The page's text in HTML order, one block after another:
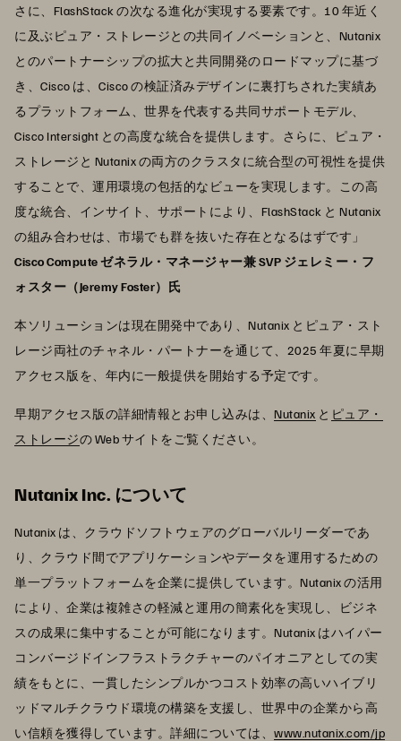
さに、FlashStack の次なる進化が実現する要素です。10 年近く
に及ぶピュア・ストレージとの共同イノベーションと、Nutanix
とのパートナーシップの拡大と共同開発のロードマップに基づ
き、Cisco は、Cisco の検証済みデザインに裏打ちされた実績あ
るプラットフォーム、世界を代表する共同サポートモデル、
Cisco Intersight との高度な統合を提供します。さらに、ピュア・
ストレージと Nutanix の両方のクラスタに統合型の可視性を提供
することで、運用環境の包括的なビューを実現します。この高
度な統合、インサイト、サポートにより、FlashStack と Nutanix
の組み合わせは、市場でも群を抜いた存在となるはずです」
Cisco Compute ゼネラル・マネージャー兼 SVP ジェレミー・フ
ォスター（Jeremy Foster）氏
本ソリューションは現在開発中であり、Nutanix とピュア・スト
レージ両社のチャネル・パートナーを通じて、2025 年夏に早期
アクセス版を、年内に一般提供を開始する予定です。
早期アクセス版の詳細情報とお申し込みは、 Nutanix と ピュア・
ストレージの Web サイトをご覧ください。
Nutanix Inc. について
Nutanix は、クラウドソフトウェアのグローバルリーダーであ
り、クラウド間でアプリケーションやデータを運用するための
単一プラットフォームを企業に提供しています。Nutanix の活用
により、企業は複雑さの軽減と運用の簡素化を実現し、ビジネ
スの成果に集中することが可能になります。Nutanix はハイパー
コンバージドインフラストラクチャーのパイオニアとしての実
績をもとに、一貫したシンプルかつコスト効率の高いハイブリ
ッドマルチクラウド環境の構築を支援し、世界中の企業から高
い信頼を獲得しています。詳細については、 www.nutanix.com/jp